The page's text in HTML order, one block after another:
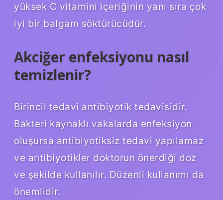
yüksek C vitamini içeriğinin yanı sıra çok
iyi bir balgam söktürücüdür.
Akciğer enfeksiyonu nasıl
temizlenir?
Birincil tedavi antibiyotik tedavisidir.
Bakteri kaynaklı vakalarda enfeksiyon
oluşursa antibiyotiksiz tedavi yapılamaz
ve antibiyotikler doktorun önerdiği doz
ve şekilde kullanılır. Düzenli kullanımı da
önemlidir.